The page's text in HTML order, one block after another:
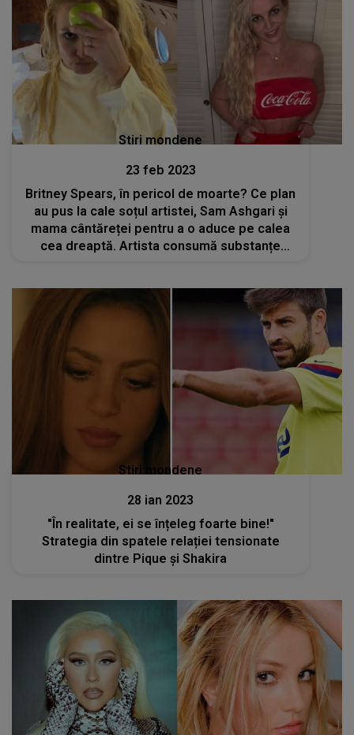
Stiri mondene
23 feb 2023
Britney Spears, în pericol de moarte? Ce plan
au pus la cale soțul artistei, Sam Ashgari și
mama cântăreței pentru a o aduce pe calea
cea dreaptă. Artista consumă substanțe
Stiri mondene
28 ian 2023
"În realitate, ei se înțeleg foarte bine!"
Strategia din spatele relației tensionate
dintre Pique și Shakira